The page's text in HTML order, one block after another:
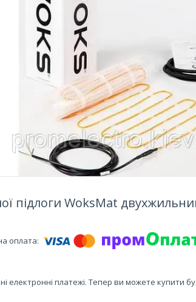
підлоги WoksMat
електронні платежі. Тепер ви можете купити